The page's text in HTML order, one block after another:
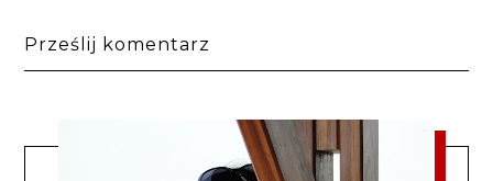
Prześlij komentarz